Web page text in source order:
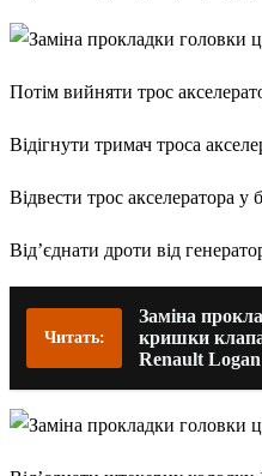
Потім вийняти трос
Відігнути тримач троса
Відвести трос акселератора у
Від’єднати дроти від
Читать:
Заміна
кришки
Renault Logan